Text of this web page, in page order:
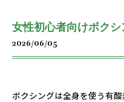
女性初心者向けボク
2026/06/05
ボクシングは全身を使う有